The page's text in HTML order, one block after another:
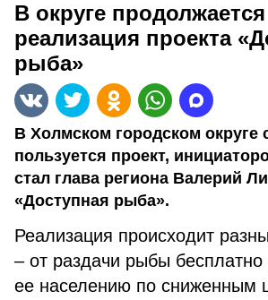
В округе продолжается
реализация проекта
рыба»
В Холмском городском округе
пользуется проект,
стал глава региона Валерий
«Доступная рыба».
Реализация происходит
– от раздачи рыбы
ее населению по сниженным